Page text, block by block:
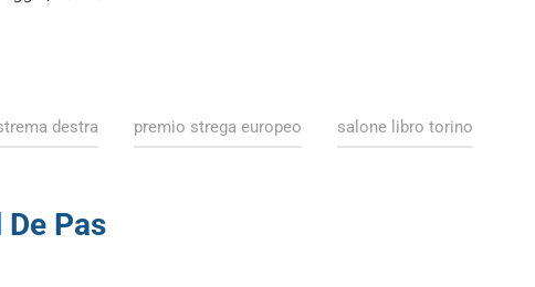
destra premio strega europeo salone libro torino
Pas